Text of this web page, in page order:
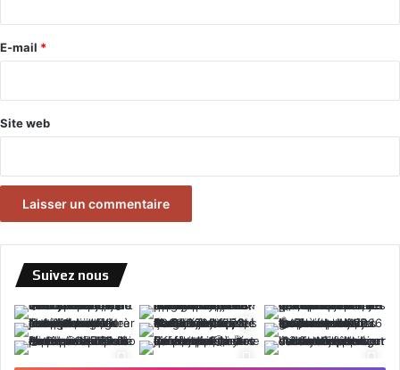
e
E-mail *
Site web
Suivez nous